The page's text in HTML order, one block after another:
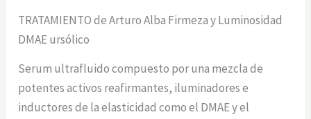
TRATAMIENTO de Arturo Alba Firmeza y Luminosidad
DMAE ursólico
Serum ultrafluido compuesto por una mezcla de
potentes activos reafirmantes, iluminadores e
inductores de la elasticidad como el DMAE y el